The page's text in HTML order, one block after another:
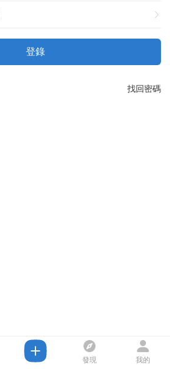
登錄
找回密碼
發現 我的